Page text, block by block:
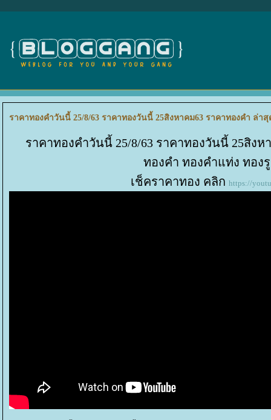
ราคาทองคำวันนี้ 25/8/63 ราคาทองวันนี้ 25สิงหาคม63 ราคาทองคำ ล่
ราคาทองคำวันนี้ 25/8/63 ราคาทองวันนี้ 25สิง
ทองคำ ทองคำแท่ง ทอง
เช็คราคาทอง คลิก https://